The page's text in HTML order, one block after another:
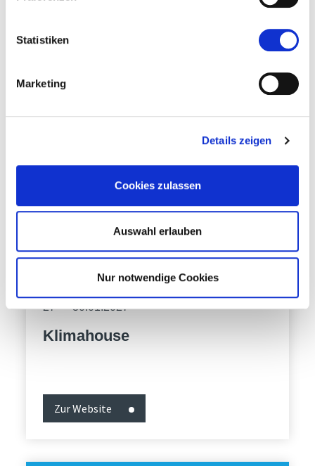
Statistiken
Marketing
Details zeigen
Cookies zulassen
Auswahl erlauben
Nur notwendige Cookies
Zur Website
Klimahouse
27 — 30.01.2027
Klimahouse
Zur Website